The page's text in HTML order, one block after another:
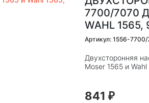
7700/7070
WAHL
Артикул: 1556-7700/
Двухсторонняя
Moser 1565 и
841 ₽